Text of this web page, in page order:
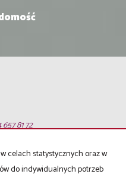
657 81 72
celach statystycznych oraz w
do indywidualnych potrzeb